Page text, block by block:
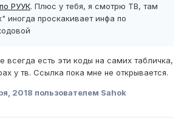
РУУК. Плюс у тебя, я смотрю ТВ, там
иногда проскакивает инфа по
всегда есть эти коды на самих табличка,
у тв. Ссылка пока мне не открывается.
2018 пользователем Sahok